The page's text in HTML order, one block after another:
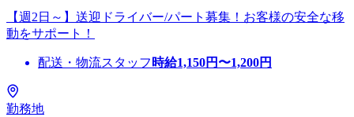
【週2日～】送迎ドライバー/パート募集！お客様の安全な移
動をサポート！
配送・物流スタッフ 時給1,150円〜1,200円
勤務地